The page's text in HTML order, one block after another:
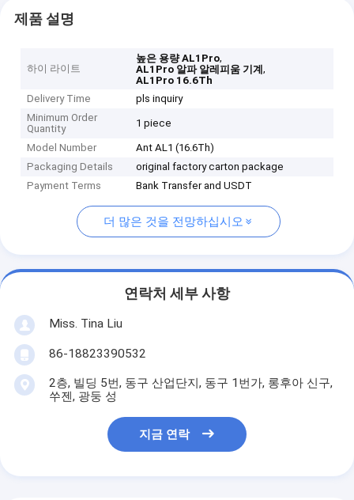
제품 설명
하이 라이트
높은 용량 AL1Pro,
AL1Pro 알파 알레피움 기계,
AL1Pro 16.6Th
Delivery Time
pls inquiry
Minimum Order
Quantity
1 piece
Model Number
Ant AL1 (16.6Th)
Packaging Details
original factory carton package
Payment Terms
Bank Transfer and USDT
더 많은 것을 전망하십시오
연락처 세부 사항
Miss. Tina Liu
86-18823390532
2층, 빌딩 5번, 동구 산업단지, 동구 1번가, 롱후아 신구,
쑤젠, 광둥 성
지금 연락